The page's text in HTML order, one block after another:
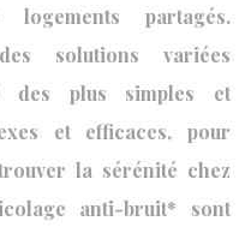
partagés.
solutions variées
des plus simples et
et efficaces, pour
la sérénité chez
anti-bruit* sont